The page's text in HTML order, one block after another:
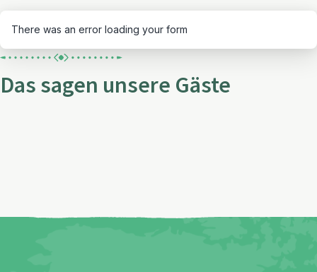
There was an error loading your form
Das sagen unsere Gäste